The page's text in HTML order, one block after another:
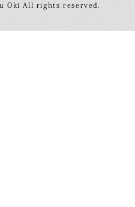
Oki All rights reserved.